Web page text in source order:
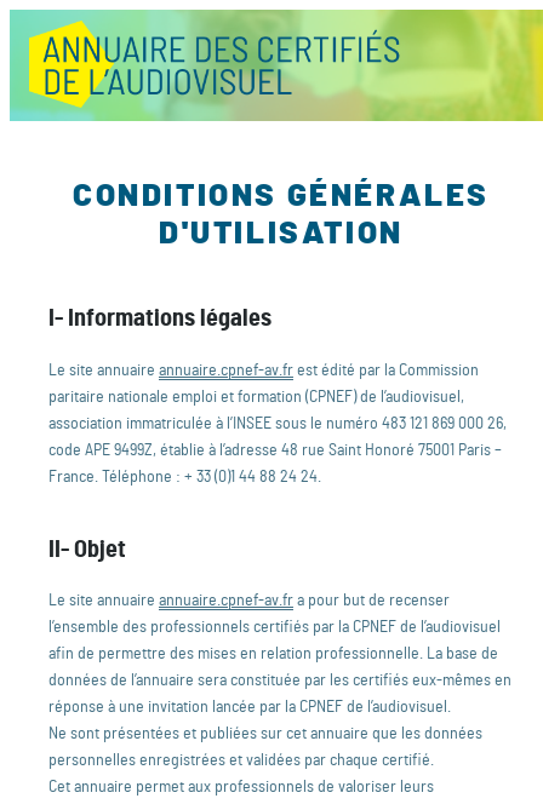
CONDITIONS GÉNÉRALES
D'UTILISATION
I- Informations légales
Le site annuaire annuaire.cpnef-av.fr est édité par la Commission
paritaire nationale emploi et formation (CPNEF) de l’audiovisuel,
association immatriculée à l’INSEE sous le numéro 483 121 869 000 26,
code APE 9499Z, établie à l’adresse 48 rue Saint Honoré 75001 Paris –
France. Téléphone : + 33 (0)1 44 88 24 24.
II- Objet
Le site annuaire annuaire.cpnef-av.fr a pour but de recenser
l’ensemble des professionnels certifiés par la CPNEF de l’audiovisuel
afin de permettre des mises en relation professionnelle. La base de
données de l’annuaire sera constituée par les certifiés eux-mêmes en
réponse à une invitation lancée par la CPNEF de l’audiovisuel.
Ne sont présentées et publiées sur cet annuaire que les données
personnelles enregistrées et validées par chaque certifié.
Cet annuaire permet aux professionnels de valoriser leurs